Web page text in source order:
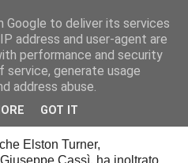
Elston Turner,
Cassì, ha inoltrato
Google to deliver its services
address and user-agent are
performance and security
generate usage
address abuse.
GOT IT